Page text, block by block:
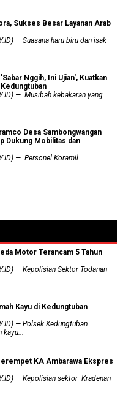
Sukses Besar Layanan Arab
— Suasana haru biru dan isak
Nggih, Ini Ujian', Kuatkan
— Musibah kebakaran yang
Desa Sambongwangan
Dukung Mobilitas dan
— Personel Koramil
Motor Terancam 5 Tahun
— Kepolisian Sektor Todanan
Kayu di Kedungtuban
— Polsek Kedungtuban
kayu...
KA Ambarawa Ekspres
— Kepolisian sektor Kradenan